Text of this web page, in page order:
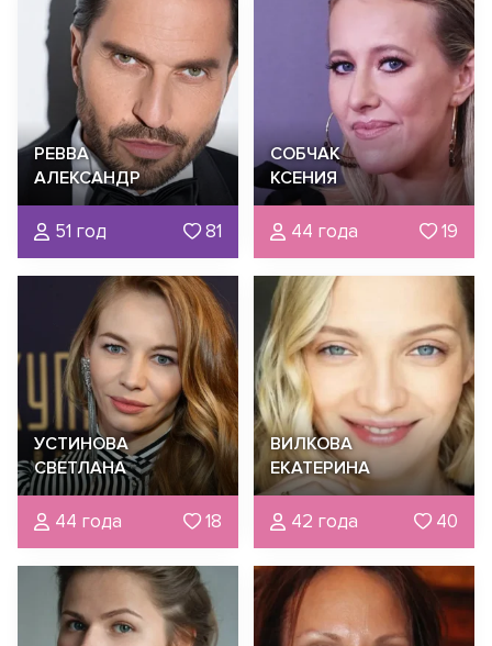
РЕВВА
АЛЕКСАНДР
51 год 81
СОБЧАК
КСЕНИЯ
44 года 19
УСТИНОВА
СВЕТЛАНА
44 года 18
ВИЛКОВА
ЕКАТЕРИНА
42 года 40